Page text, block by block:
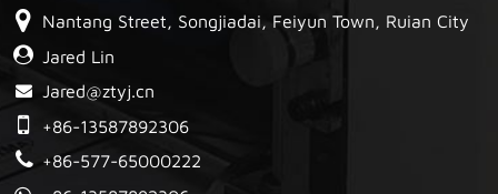
Nantang Street, Songjiadai, Feiyun Town, Ruian City
Jared Lin
Jared@ztyj.cn
+86-13587892306
+86-577-65000222